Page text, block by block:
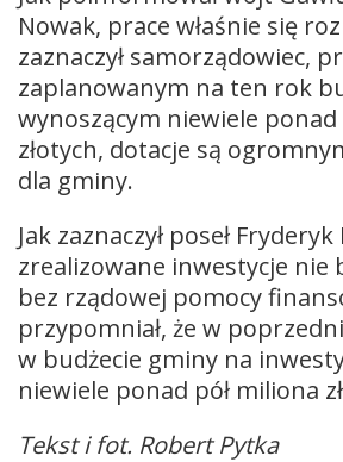
Nowak, prace właśnie się
zaznaczył samorządowiec,
zaplanowanym na ten rok
wynoszącym niewiele
złotych, dotacje są
dla gminy.
Jak zaznaczył poseł
zrealizowane inwestycje nie
bez rządowej pomocy
przypomniał, że w
w budżecie gminy na
niewiele ponad pół miliona
Tekst i fot. Robert Pytka